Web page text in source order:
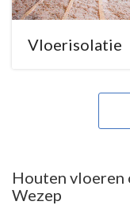
Vloerisolatie
Houten vloeren
Wezep